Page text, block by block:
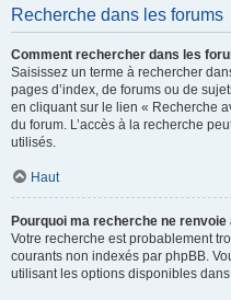
Recherche dans les forums
Comment rechercher dans les
Saisissez un terme à rechercher
pages d’index, de forums ou de
en cliquant sur le lien « Recherche
du forum. L’accès à la recherche
utilisés.
Haut
Pourquoi ma recherche ne
Votre recherche est probablement
courants non indexés par phpBB.
utilisant les options disponibles